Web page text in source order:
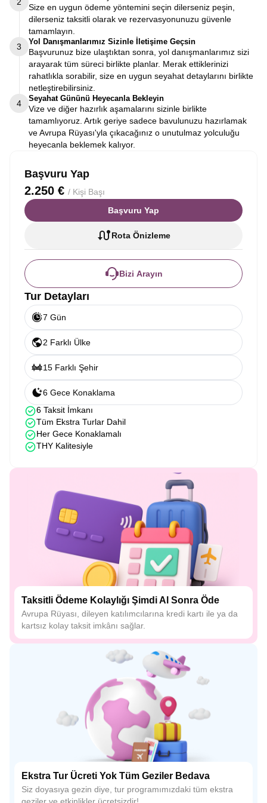
Size en uygun ödeme yöntemini seçin dilerseniz peşin,
dilerseniz taksitli olarak ve rezervasyonunuzu güvenle
tamamlayın.
3
Yol Danışmanlarımız Sizinle İletişime Geçsin
Başvurunuz bize ulaştıktan sonra, yol danışmanlarımız sizi
arayarak tüm süreci birlikte planlar. Merak ettiklerinizi
rahatlıkla sorabilir, size en uygun seyahat detaylarını birlikte
netleştirebilirsiniz.
4
Seyahat Gününü Heyecanla Bekleyin
Vize ve diğer hazırlık aşamalarını sizinle birlikte
tamamlıyoruz. Artık geriye sadece bavulunuzu hazırlamak
ve Avrupa Rüyası'yla çıkacağınız o unutulmaz yolculuğu
heyecanla beklemek kalıyor.
Başvuru Yap
2.250 € / Kişi Başı
Başvuru Yap
Rota Önizleme
Bizi Arayın
Tur Detayları
7 Gün
2 Farklı Ülke
15 Farklı Şehir
6 Gece Konaklama
6 Taksit İmkanı
Tüm Ekstra Turlar Dahil
Her Gece Konaklamalı
THY Kalitesiyle
Taksitli Ödeme Kolaylığı Şimdi Al Sonra Öde
Avrupa Rüyası, dileyen katılımcılarına kredi kartı ile ya da
kartsız kolay taksit imkânı sağlar.
Ekstra Tur Ücreti Yok Tüm Geziler Bedava
Siz doyasıya gezin diye, tur programımızdaki tüm ekstra